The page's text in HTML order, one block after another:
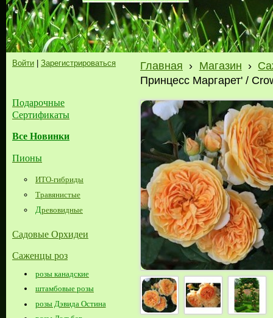
Войти Зарегистрироваться
Подарочные
Сертификаты
Все Новинки
Пионы
ИТО-гибриды
Травянистые
Древовидные
Садовые Орхидеи
Саженцы роз
розы канадские
штамбовые розы
розы Дэвида Остина
Главная › Магазин ›
Принцесс Маргарет' /